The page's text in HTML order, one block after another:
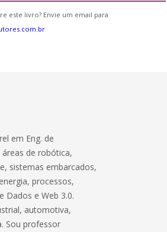
este livro? Envie um email para
em Eng. de
de robótica,
sistemas embarcados,
processos,
Dados e Web 3.0.
automotiva,
Sou professor